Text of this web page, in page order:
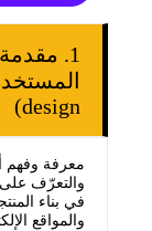
1.
design)
والتعرّف
في بناء
والمواقع